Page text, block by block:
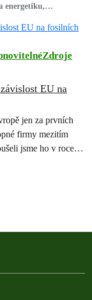
energetiku,
EU na
jen za prvních
firmy mezitím
jsme ho v roce